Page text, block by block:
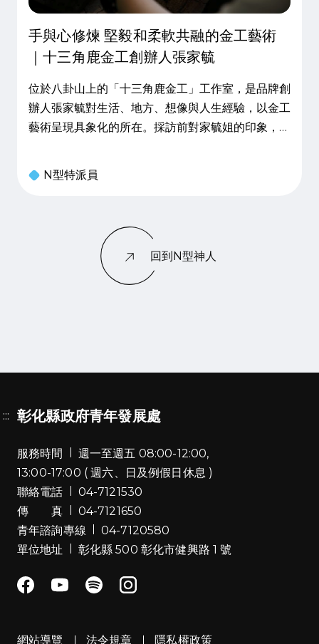
手與心修煉 堅毅和柔軟共融的金工藝術
｜十三角鹿金工創辦人張家毓
位於八卦山上的「十三角鹿金工」工作室，是品牌創
辦人張家毓對生活、地方、想像與人生經驗，以金工
藝術呈現具象化的所在。採訪前對家毓姐的印象，停
她在金屬創作過程外，那悠長柔軟的心探索生命的旅
N型特派員
回到N型神人
彰化縣政府青年發展處
:::
服務時間
週一至週五 08:00-12:00,
13:00-17:00 ( 週六、日及例假日休息 )
聯絡電話
04-7121530
傳 真
04-7121650
青年諮詢專線
04-7120580
單位地址
彰化縣 500 彰化市健興路 1 號
網站導覽 法令規章 隱私權政策